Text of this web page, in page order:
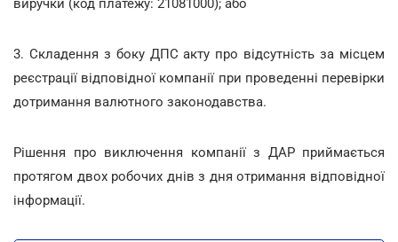
виручки (код платежу: 21081000); або
3. Складення з боку ДПС акту про відсутність за місцем
реєстрації відповідної компанії при проведенні перевірки
дотримання валютного законодавства.
Рішення про виключення компанії з ДАР приймається
протягом двох робочих днів з дня отримання відповідної
інформації.